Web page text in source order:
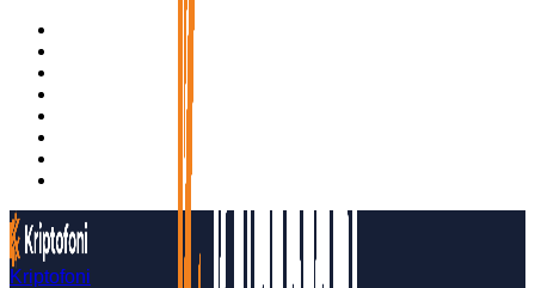
Kriptofoni